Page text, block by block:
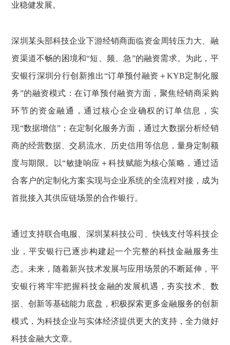
业稳健发展。
深圳某头部科技企业下游经销商面临资金周转压力大、融
资渠道不畅的困境和“短、频、急”的融资需求。为此，平
安银行深圳分行创新推出“订单预付融资＋KYB定制化服
务”的融资模式：在订单预付融资方面，聚焦经销商采购
环节的资金融通，通过核心企业确权的订单信息，实
现“数据增信”；在定制化服务方面，通过大数据分析经销
商的经营数据、交易流水、历史信用等信息，量身定制额
度与期限。以“敏捷响应＋科技赋能为核心策略，通过适
合客户的定制化方案实现与企业系统的全流程对接，成为
首批接入其供应链场景的合作银行。
通过支持联合电服、深圳某科技公司、快钱支付等科技企
业，平安银行已逐步构建起一个完整的科技金融服务生
态。未来，随着新兴技术发展与应用场景的不断延伸，平
安银行将牢牢把握科技金融的发展机遇，夯实技术、数
据、创新等基础能力底盘，积极探索更多金融服务的创新
模式，为科技企业与实体经济提供更大的支持，全力做好
科技金融大文章。